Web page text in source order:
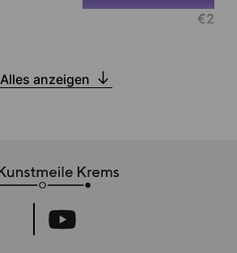
€2
Alles anzeigen